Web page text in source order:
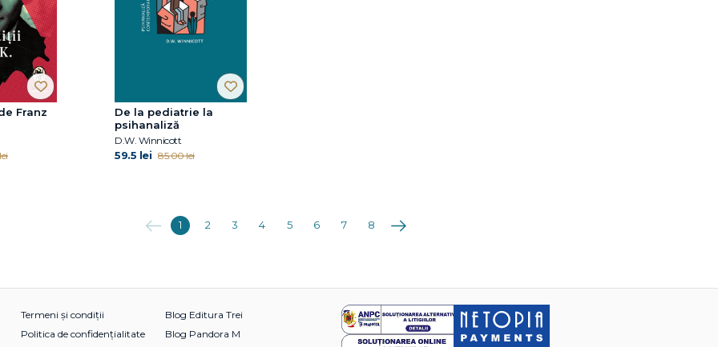
Franz
De la pediatrie la
psihanaliză
D.W. Winnicott
59.5 lei 85.00 lei
Anterioara
1 2 3 4 5 6 7 8 Următoarea
Termeni și condiții
Politica de confidențialitate
Blog Editura Trei
Blog Pandora M